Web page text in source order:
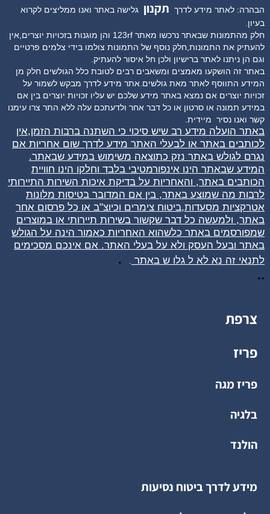
הבהרה: לאתר מידע לדרך תקנון גלישה באתר ואנו ממליצים לקרוא
בעיון.
חלק מהתמונות שבאתר נרכשו מאתר 123rf והן מוגנות בזכויות יוצרים,אין
להעתיק את התמונות,חלק נוסף של התמונות צולמו בידי צלמים פרטיים
וגם הן ניתנו לאתר ברישיון ולכן חל איסור להעתיק.
באתר זה הושקעו מאמצים ומשאבים רבים לטובת כלל הגולשים חלק מן
המידע התווסף לאתר מאת גולשים.אתר מידע לדרך מבקש לשמור על
זכויות יוצרים אם נמצא באתר מידע שלכם יש עליו זכויות יוצרים בין אם
במידע תמונה או סרטון או כל דבר אחר ולדעתכם עלה ללא התר צרו עימנו
קשר ואנו נסיר מיידית.
באתר הועלה מידע רב שיש סיכוי כי השתנה ברבות הזמן,אין
לכותבים באתר או לבעלי האתר מידע לדרך שום אחריות אם
נגרם לגולש באתר נזק כתוצאה משימוש במידע שבאתר.
המידע שבאתר הינו אינפורמטיבי בלבד וחלקו הינו חוויית
הכותבים באתר, והאחריות על בדיקת איכות השירות התיירותי
לרבות מה שמוצע באתר, בין אם המדובר בטיסות מלונות
אטרקציות מסעדות,ביטוח צימרים וכיוצ"ב או כל פרסום אחר
באתר, ולמעשה כל דבר שקשור בשירות תיירותי או במוצרים
שמפורסמים באתר כלשהוא האחריות כאמור הינה על הגולש
באתר ובעל העסק ולא על בעלי האתר. אם אינכם מסכימים
לתנאי זה נא לא ל גלו ש באתר
.
..
צרפת
פריז
פריז מגה
בלגיה
הולנד
מידע לדרך ביטוח נסיעות